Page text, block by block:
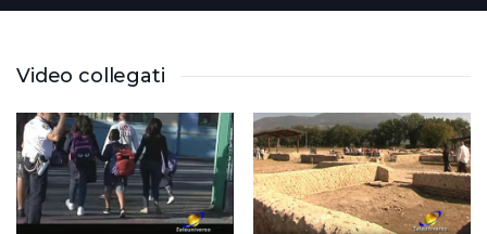
GAETA: Prima domenica di mare
6 anni fa
Video collegati